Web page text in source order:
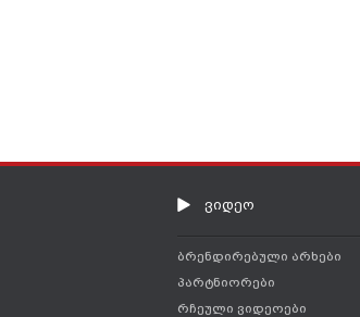
ვიდეო
ბრენდირებული არხები
პარტნიორები
რჩეული ვიდეოები